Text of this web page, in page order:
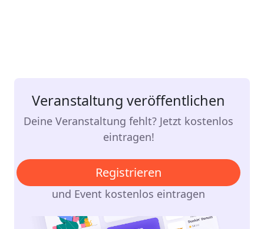
Veranstaltung veröffentlichen
Deine Veranstaltung fehlt? Jetzt kostenlos
eintragen!
Registrieren
und Event kostenlos eintragen